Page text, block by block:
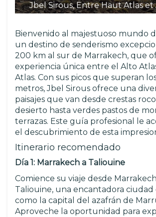
Jbel Sirous, Entre Haut Atlas et
Bienvenido al majestuoso mundo
un destino de senderismo
200 km al sur de Marrakech, que
experiencia única entre el Alto
Atlas. Con sus picos que superan
metros, Jbel Sirous ofrece una
paisajes que van desde crestas
desierto hasta verdes pastos de
terrazas. Este guía profesional le
el descubrimiento de esta
Itinerario recomendado
Día 1: Marrakech a Taliouine
Comience su viaje desde
Taliouine, una encantadora ciudad
como la capital del azafrán de
Aproveche la oportunidad para